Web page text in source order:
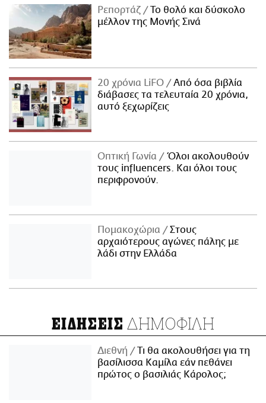
Ρεπορτάζ
Το θολό και δύσκολο
μέλλον της Μονής Σινά
20 χρόνια LiFO
Από όσα βιβλία
διάβασες τα τελευταία 20 χρόνια,
αυτό ξεχωρίζεις
Οπτική Γωνία
Όλοι ακολουθούν
τους influencers. Και όλοι τους
περιφρονούν.
Πομακοχώρια
Στους
αρχαιότερους αγώνες πάλης με
λάδι στην Ελλάδα
ΕΙΔΗΣΕΙΣ ΔΗΜΟΦΙΛΗ
Διεθνή
Τι θα ακολουθήσει για τη
βασίλισσα Καμίλα εάν πεθάνει
πρώτος ο βασιλιάς Κάρολος;